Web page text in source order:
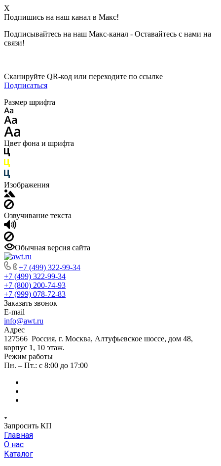
X
Подпишись на наш канал в Макс!
Подписывайтесь на наш Макс-канал - Оставайтесь с нами на
связи!
Сканируйте QR-код или переходите по ссылке
Подписаться
Размер шрифта
Цвет фона и шрифта
Изображения
Озвучивание текста
Обычная версия сайта
+7 (499) 322-99-34
+7 (499) 322-99-34
+7 (800) 200-74-93
+7 (999) 078-72-83
Заказать звонок
E-mail
info@awt.ru
Адрес
127566 Россия, г. Москва, Алтуфьевское шоссе, дом 48,
корпус 1, 10 этаж.
Режим работы
Пн. – Пт.: с 8:00 до 17:00
Запросить КП
Главная
О нас
Каталог